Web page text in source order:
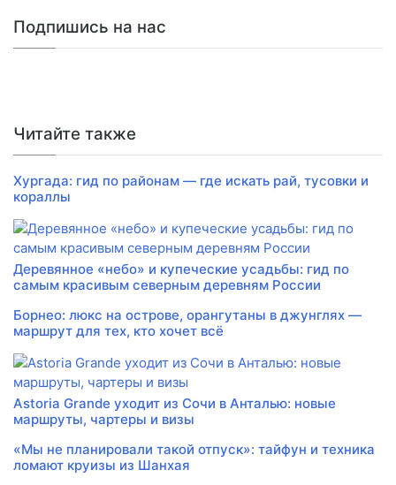
Подпишись на нас
Читайте также
Хургада: гид по районам — где искать рай, тусовки и
кораллы
Деревянное «небо» и купеческие усадьбы: гид по
самым красивым северным деревням России
Борнео: люкс на острове, орангутаны в джунглях —
маршрут для тех, кто хочет всё
Astoria Grande уходит из Сочи в Анталью: новые
маршруты, чартеры и визы
«Мы не планировали такой отпуск»: тайфун и техника
ломают круизы из Шанхая